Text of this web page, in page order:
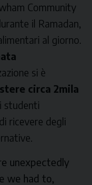
Community
il Ramadan,
al giorno.
si è
circa 2mila
studenti
ricevere degli
unexpectedly
we had to,